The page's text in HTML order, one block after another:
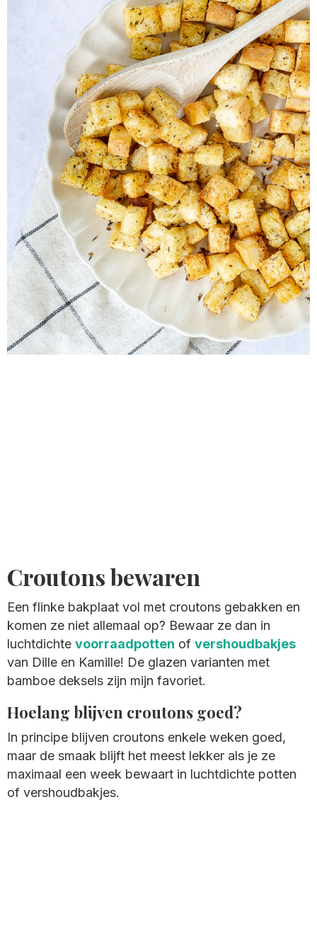
Croutons bewaren
Een flinke bakplaat vol met croutons gebakken en
komen ze niet allemaal op? Bewaar ze dan in
luchtdichte voorraadpotten of vershoudbakjes
van Dille en Kamille! De glazen varianten met
bamboe deksels zijn mijn favoriet.
Hoelang blijven croutons goed?
In principe blijven croutons enkele weken goed,
maar de smaak blijft het meest lekker als je ze
maximaal een week bewaart in luchtdichte potten
of vershoudbakjes.